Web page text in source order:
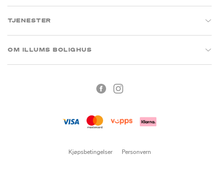
TJENESTER
OM ILLUMS BOLIGHUS
Kjøpsbetingelser Personvern